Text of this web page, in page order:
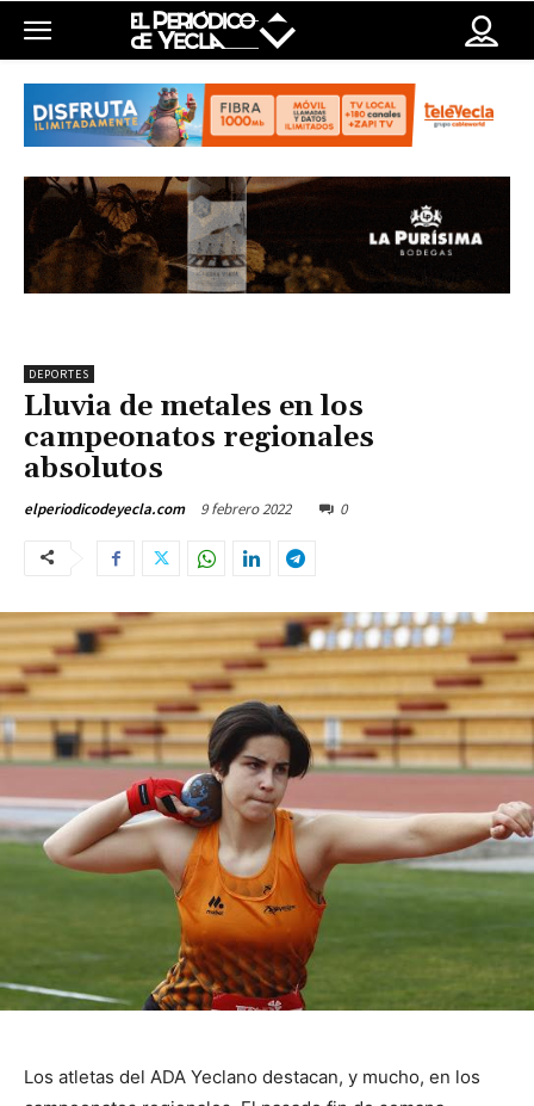
DEPORTES
Lluvia de metales en los
campeonatos regionales
absolutos
elperiodicodeyecla.com 9 febrero 2022 0
Los atletas del ADA Yeclano destacan, y mucho, en los